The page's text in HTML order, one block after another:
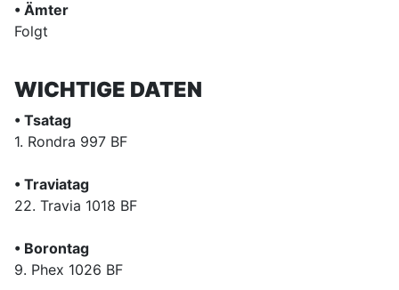
• Ämter
Folgt
WICHTIGE DATEN
• Tsatag
1. Rondra 997 BF
• Traviatag
22. Travia 1018 BF
• Borontag
9. Phex 1026 BF